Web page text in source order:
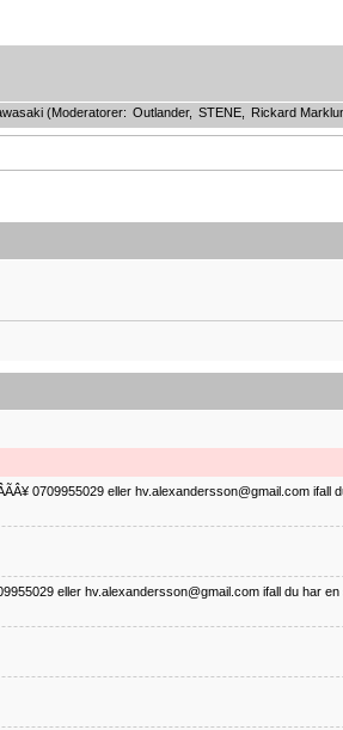
(Moderatorer: Outlander, STENE, Rickard
0709955029 eller hv.alexandersson@gmail.com ifall
eller hv.alexandersson@gmail.com ifall du har